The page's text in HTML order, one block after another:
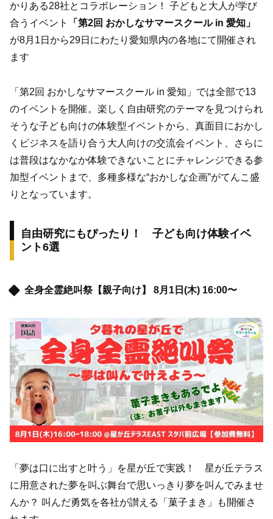
かりある28社とコラボレーション！ 子どもと大人が学び
合うイベント
「第2回 おかしなサマースクール in 愛知」
が8月1日から29日にわたり愛知県内の各地にて開催され
ます
「第2回 おかしなサマースクール in 愛知」では全部で13
のイベントを開催。楽しく自由研究のテーマを見つけられ
そうな子ども向けの体験型イベントから、真面目におかし
くビジネスを語り合う大人向けの交流会イベント、さらに
は普段はなかなか体験できないことにチャレンジできる参
加型イベントまで、多種多様な“おかしな企画”がてんこ盛
りとなっています。
自由研究にもぴったり！ 子ども向け体験イベ
ント6選
全身全霊絶叫祭【親子向け】 8月1日(木) 16:00〜
「夢は口に出すと叶う」を星が丘で実践！ 星が丘テラス
に用意された夢を叫ぶ舞台で思いっきり夢を叫んでみませ
んか？ 叫んだ勇気を各社が讃える「菓子まき」も開催さ